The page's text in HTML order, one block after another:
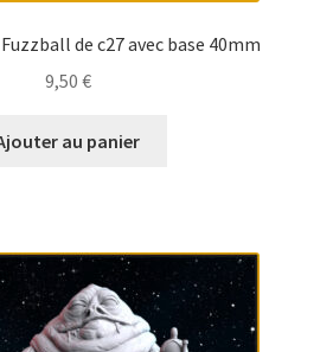
de c27 avec base 40mm
9,50 €
au panier